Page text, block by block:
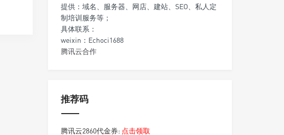
提供：域名、服务器、网店、建站、SEO、私人定
制培训服务等；
具体联系：
weixin：Echoci1688
腾讯云合作
推荐码
腾讯云2860代金券: 点击领取